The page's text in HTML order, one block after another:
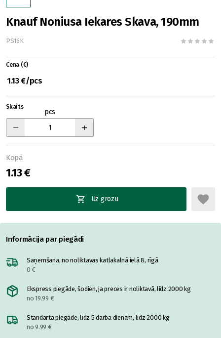
Knauf Noniusa Iekares Skava, 190mm
PS16K
Cena (€)
1.13 €/pcs
Skaits
pcs
Kopā
1.13 €
Uz grozu
Informācija par piegādi
Saņemšana, no noliktavas katlakalnā ielā 8, rīgā
0 €
Ekspress piegāde, šodien, ja preces ir noliktavā, līdz 2000 kg
no 19.99 €
Standarta piegāde, līdz 5 darba dienām, līdz 2000 kg
no 9.99 €